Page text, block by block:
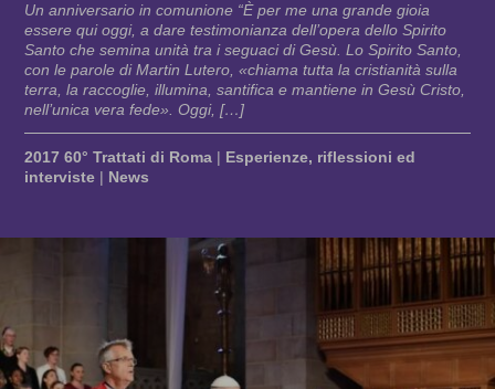
Un anniversario in comunione “È per me una grande gioia
essere qui oggi, a dare testimonianza dell’opera dello Spirito
Santo che semina unità tra i seguaci di Gesù. Lo Spirito Santo,
con le parole di Martin Lutero, «chiama tutta la cristianità sulla
terra, la raccoglie, illumina, santifica e mantiene in Gesù Cristo,
nell’unica vera fede». Oggi, […]
2017 60° Trattati di Roma | Esperienze, riflessioni ed
interviste | News